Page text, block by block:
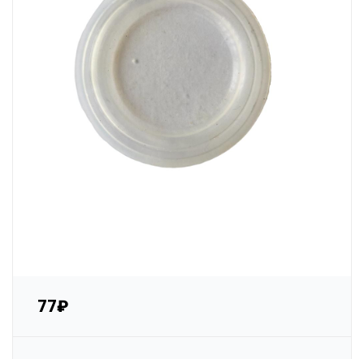
77₽